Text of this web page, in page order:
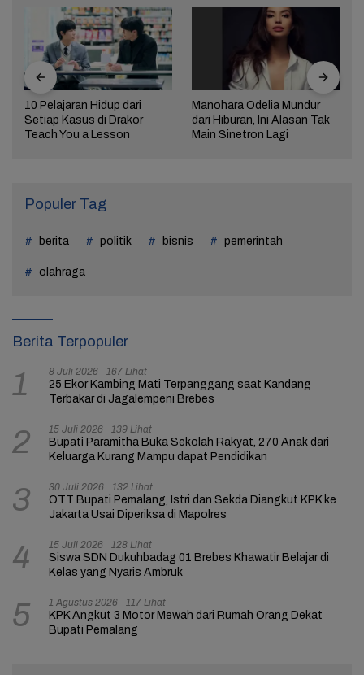
10 Pelajaran Hidup dari
Setiap Kasus di Drakor
Teach You a Lesson
Manohara Odelia Mundur
dari Hiburan, Ini Alasan Tak
Main Sinetron Lagi
Populer Tag
berita politik bisnis pemerintah
olahraga
Berita Terpopuler
1 8 Juli 2026 167 Lihat
25 Ekor Kambing Mati Terpanggang saat Kandang
Terbakar di Jagalempeni Brebes
2 15 Juli 2026 139 Lihat
Bupati Paramitha Buka Sekolah Rakyat, 270 Anak dari
Keluarga Kurang Mampu dapat Pendidikan
3 30 Juli 2026 132 Lihat
OTT Bupati Pemalang, Istri dan Sekda Diangkut KPK ke
Jakarta Usai Diperiksa di Mapolres
4 15 Juli 2026 128 Lihat
Siswa SDN Dukuhbadag 01 Brebes Khawatir Belajar di
Kelas yang Nyaris Ambruk
5 1 Agustus 2026 117 Lihat
KPK Angkut 3 Motor Mewah dari Rumah Orang Dekat
Bupati Pemalang